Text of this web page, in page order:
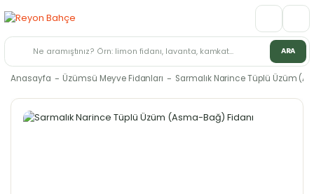
ARA
Anasayfa Üzümsü Meyve Fidanları Sarmalık Narince Tüplü Üzüm